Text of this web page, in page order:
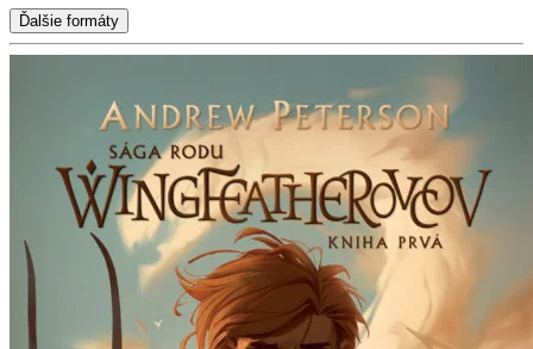
Ďalšie formáty